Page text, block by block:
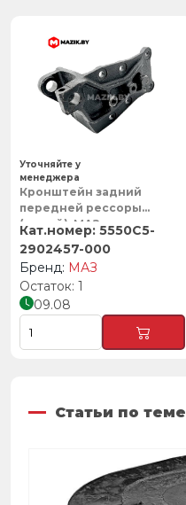
Кронштейн задний
передней рессоры
(левый), МАЗ5550С5-
2902457-000
МАЗ
1
09.08
Уточняйте у
менеджера
Статьи по теме